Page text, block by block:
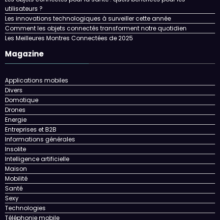
utilisateurs ?
Les innovations technologiques à surveiller cette année
Comment les objets connectés transforment notre quotidien
Les Meilleures Montres Connectées de 2025
Magazine
Applications mobiles
Divers
Domotique
Drones
Energie
Entreprises et B2B
Informations générales
Insolite
Intelligence artificielle
Maison
Mobilité
Santé
Sexy
Technologies
Téléphonie mobile